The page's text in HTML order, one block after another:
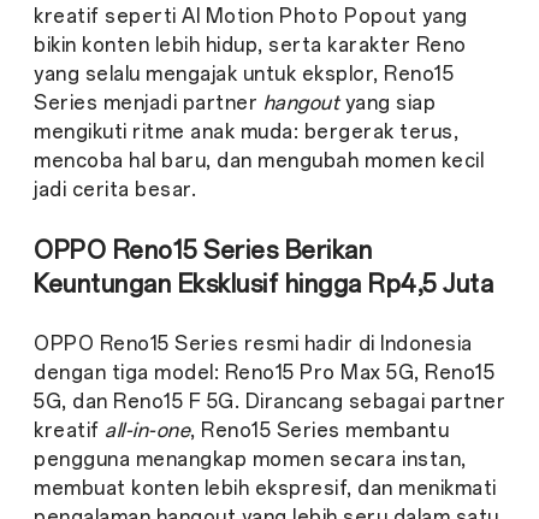
kreatif seperti AI Motion Photo Popout yang
bikin konten lebih hidup, serta karakter Reno
yang selalu mengajak untuk eksplor, Reno15
Series menjadi partner hangoutyang siap
mengikuti ritme anak muda: bergerak terus,
mencoba hal baru, dan mengubah momen kecil
jadi cerita besar.
OPPO Reno15 Series Berikan
Keuntungan Eksklusif hingga Rp4,5 Juta
OPPO Reno15 Series resmi hadir di Indonesia
dengan tiga model: Reno15 Pro Max 5G, Reno15
5G, dan Reno15 F 5G. Dirancang sebagai partner
kreatif all-in-one, Reno15 Series membantu
pengguna menangkap momen secara instan,
membuat konten lebih ekspresif, dan menikmati